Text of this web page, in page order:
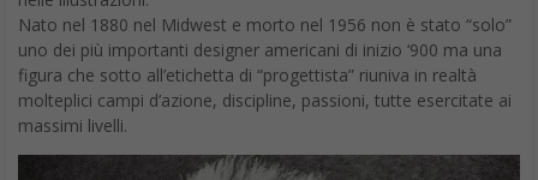
Nato nel 1880 nel Midwest e morto nel 1956 non è stato “solo”
uno dei più importanti designer americani di inizio ‘900 ma una
figura che sotto all’etichetta di “progettista” riuniva in realtà
molteplici campi d’azione, discipline, passioni, tutte esercitate ai
massimi livelli.